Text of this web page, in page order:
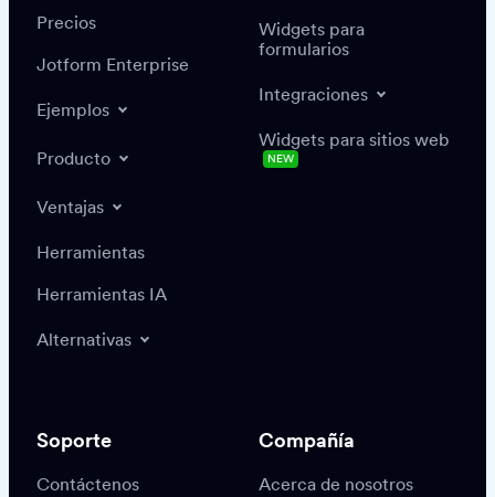
Precios
Jotform Enterprise
Ejemplos
Producto
Ventajas
Herramientas
Herramientas IA
Alternativas
Widgets para
formularios
Integraciones
Widgets para sitios web
NEW
Soporte
Contáctenos
Compañía
Acerca de nosotros